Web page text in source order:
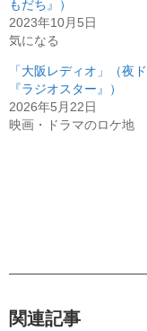
もだち』）
2023年10月5日
気になる
「大阪レディオ」（夜
『ラジオスター』）
2026年5月22日
映画・ドラマのロケ地
関連記事